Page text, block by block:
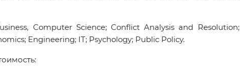
Computer Science; Conflict Analysis and Resolution;
Engineering; IT; Psychology; Public Policy.